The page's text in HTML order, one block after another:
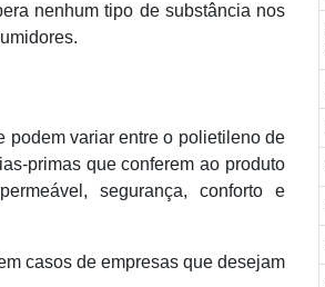
nenhum tipo de substância nos
podem variar entre o polietileno de
primas que conferem ao produto
segurança, conforto e
casos de empresas que desejam